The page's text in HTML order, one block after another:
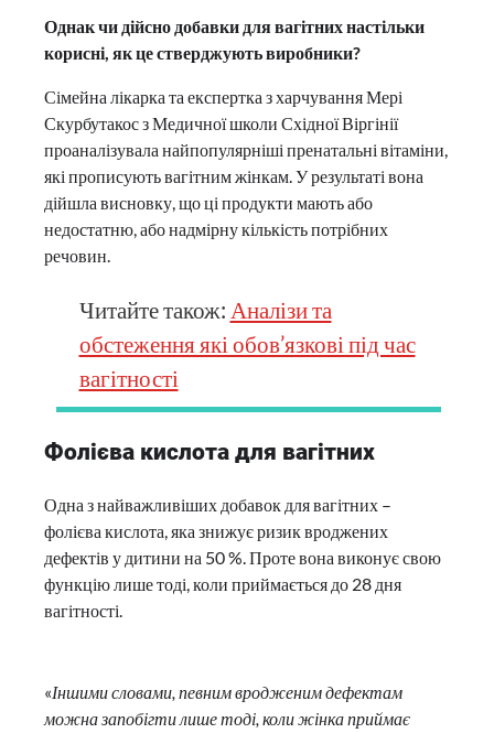
Однак чи дійсно добавки для вагітних настільки
корисні, як це стверджують виробники?
Сімейна лікарка та експертка з харчування Мері
Скурбутакос з Медичної школи Східної Віргінії
проаналізувала найпопулярніші пренатальні вітаміни,
які прописують вагітним жінкам. У результаті вона
дійшла висновку, що ці продукти мають або
недостатню, або надмірну кількість потрібних
речовин.
Читайте також: Аналізи та
обстеження які обов’язкові під час
вагітності
Фолієва кислота для вагітних
Одна з найважливіших добавок для вагітних –
фолієва кислота, яка знижує ризик вроджених
дефектів у дитини на 50 %. Проте вона виконує свою
функцію лише тоді, коли приймається до 28 дня
вагітності.
«Іншими словами, певним вродженим дефектам
можна запобігти лише тоді, коли жінка приймає